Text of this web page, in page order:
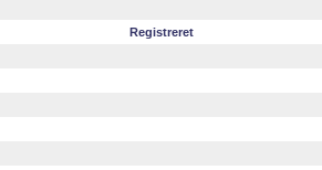
Registreret